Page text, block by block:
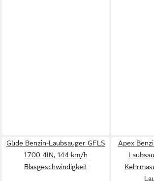
Güde Benzin-Laubsauger GFLS
1700 4IN, 144 km/h
Blasgeschwindigkeit
Apex